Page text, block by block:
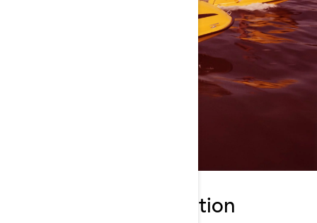
Över 50 år av innovation